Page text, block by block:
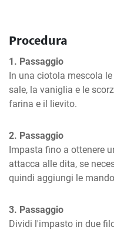
Procedura
1. Passaggio
In una ciotola mescola
sale, la vaniglia e le
farina e il lievito.
2. Passaggio
Impasta fino a ottenere
attacca alle dita, se
quindi aggiungi le
3. Passaggio
Dividi l'impasto in due